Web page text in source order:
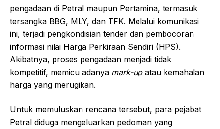
pengadaan di Petral maupun Pertamina, termasuk
tersangka BBG, MLY, dan TFK. Melalui komunikasi
ini, terjadi pengkondisian tender dan pembocoran
informasi nilai Harga Perkiraan Sendiri (HPS).
Akibatnya, proses pengadaan menjadi tidak
kompetitif, memicu adanya mark-upatau kemahalan
harga yang merugikan.
Untuk memuluskan rencana tersebut, para pejabat
Petral diduga mengeluarkan pedoman yang